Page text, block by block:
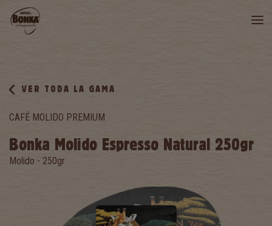
VER TODA LA GAMA
CAFÉ MOLIDO PREMIUM
Bonka Molido Espresso Natural 250gr
Molido - 250gr